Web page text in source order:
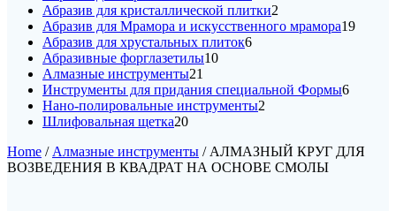
products
Абразив для кристаллической плитки2
products
Абразив для Мрамора и искусственного мрамора1919
Абразив для хрустальных плиток66
Абразивные форглазетилы1010
Алмазные инструменты21
products
Инструменты для придания специальной Формы66
Нано-полировальные инструменты2
Шлифовальная щетка2020
Home / Алмазные инструменты / АЛМАЗНЫЙ КРУГ ДЛЯ
ВОЗВЕДЕНИЯ В КВАДРАТ НА ОСНОВЕ СМОЛЫ